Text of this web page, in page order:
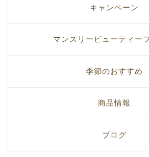
キャンペーン
マンスリービューティー
季節のおすすめ
商品情報
ブログ